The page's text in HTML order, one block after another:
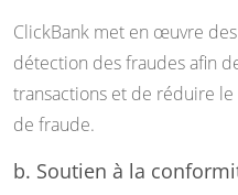
ClickBank met en œuvre
détection des fraudes afin
transactions et de réduire
de fraude.
b. Soutien à la